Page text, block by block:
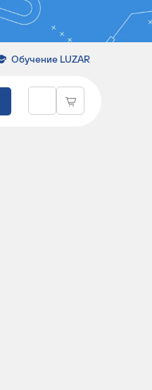
Обучение LUZAR